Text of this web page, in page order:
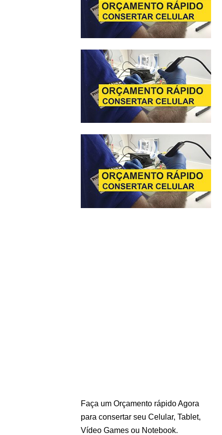
Faça um Orçamento rápido Agora
para consertar seu Celular, Tablet,
Vídeo Games ou Notebook.